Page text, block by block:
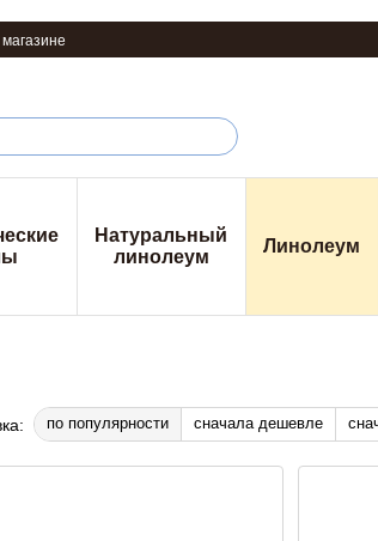
Натуральный
линолеум
Линолеум
по популярности сначала дешевле